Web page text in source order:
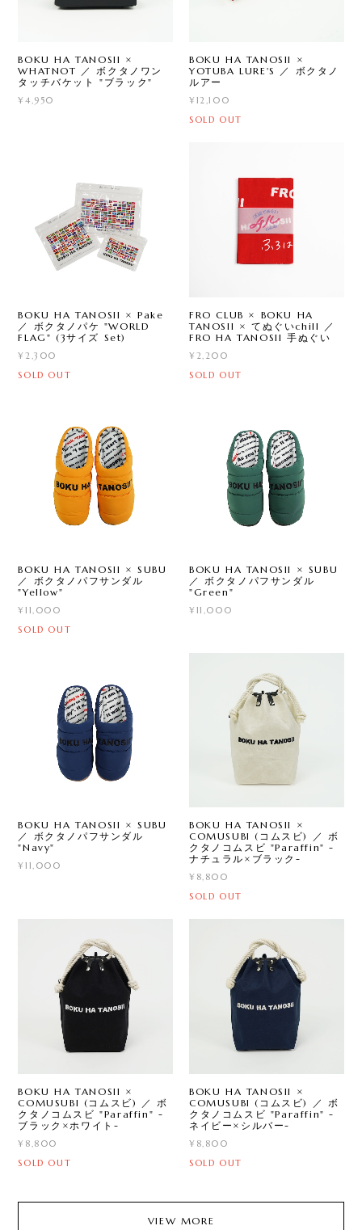
BOKU HA TANOSII ×
WHATNOT ／ ボクタノワン
タッチバケット "ブラック"
¥4,950
BOKU HA TANOSII ×
YOTUBA LURE'S ／ ボクタノ
ルアー
¥12,100
SOLD OUT
BOKU HA TANOSII × Pake
／ ボクタノパケ "WORLD
FLAG" (3サイズ Set)
¥2,300
SOLD OUT
FRO CLUB × BOKU HA
TANOSII × てぬぐいchill ／
FRO HA TANOSII 手ぬぐい
¥2,200
SOLD OUT
BOKU HA TANOSII × SUBU
／ ボクタノパフサンダル
"Yellow"
¥11,000
SOLD OUT
BOKU HA TANOSII × SUBU
／ ボクタノパフサンダル
"Green"
¥11,000
BOKU HA TANOSII × SUBU
／ ボクタノパフサンダル
"Navy"
¥11,000
BOKU HA TANOSII ×
COMUSUBI (コムスビ) ／ ボ
クタノコムスビ "Paraffin" -
ナチュラル×ブラック-
¥8,800
SOLD OUT
BOKU HA TANOSII ×
COMUSUBI (コムスビ) ／ ボ
クタノコムスビ "Paraffin" -
ブラック×ホワイト-
¥8,800
SOLD OUT
BOKU HA TANOSII ×
COMUSUBI (コムスビ) ／ ボ
クタノコムスビ "Paraffin" -
ネイビー×シルバー-
¥8,800
SOLD OUT
VIEW MORE